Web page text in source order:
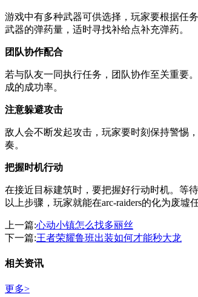
游戏中有多种武器可供选择，玩家要根据任
武器的弹药量，适时寻找补给点补充弹药。
团队协作配合
若与队友一同执行任务，团队协作至关重要
成的成功率。
注意躲避攻击
敌人会不断发起攻击，玩家要时刻保持警惕
奏。
把握时机行动
在接近目标建筑时，要把握好行动时机。等
以上步骤，玩家就能在arc-raiders的化为废
上一篇:心动小镇怎么找多丽丝
下一篇:王者荣耀鲁班出装如何才能秒大龙
相关资讯
更多>